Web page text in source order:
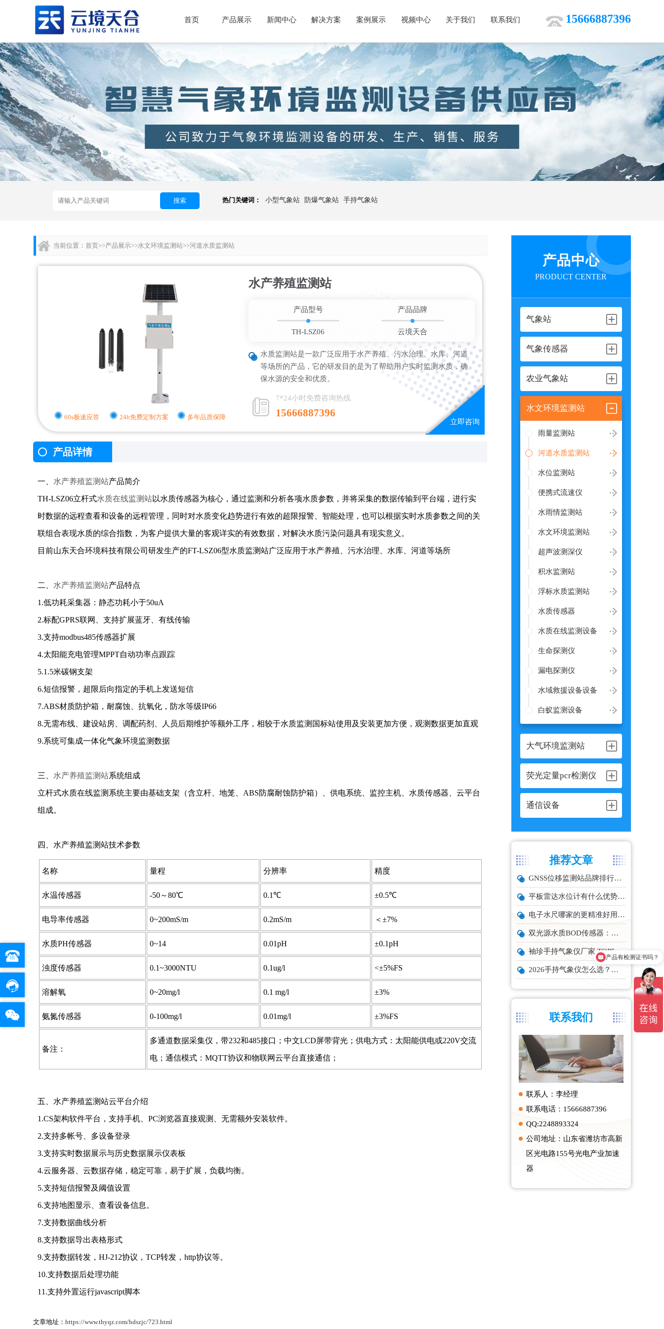
15666887396
首页 产品展示 新闻中心 解决方案 案例展示 视频中心 关于我们 联系我们
搜索 热门关键词： 小型气象站 防爆气象站 手持气象站
产品中心
PRODUCT CENTER
气象站
气象传感器
农业气象站
水文环境监测站
雨量监测站
河道水质监测站
水位监测站
便携式流速仪
水雨情监测站
水文环境监测站
超声波测深仪
积水监测站
浮标水质监测站
水质传感器
水质在线监测设备
生命探测仪
漏电探测仪
水域救援设备设备
白蚁监测设备
大气环境监测站
荧光定量pcr检测仪
通信设备
推荐文章
GNSS位移监测站品牌排行与选型推荐
平板雷达水位计有什么优势？精准耐用品牌top1推荐！
电子水尺哪家的更精准好用？推荐云境天合TH-SC系列经济型设备
双光源水质BOD传感器：在线水体有机物监测设备厂家推荐
袖珍手持气象仪厂家 TOP5 实力榜单
2026手持气象仪怎么选？云境天合、天蔚主流机型深度测评
联系我们
联系人：李经理
联系电话：15666887396
QQ:2248893324
公司地址：山东省潍坊市高新
区光电路155号光电产业加速
器
当前位置：首页>>产品展示>>水文环境监测站>>河道水质监测站
60s极速应答 24h免费定制方案 多年品质保障
水产养殖监测站
产品型号
TH-LSZ06
产品品牌
云境天合
水质监测站是一款广泛应用于水产养殖、污水治理、水库、河道
等场所的产品，它的研发目的是为了帮助用户实时监测水质，确
保水源的安全和优质。
7*24小时免费咨询热线
15666887396
产品详情
一、 水产养殖监测站产品简介
TH-LSZ06立杆式水质在线监测站以水质传感器为核心，通过监测和分析各项水质参数，并将采集的数据传输到平台端，进行实
时数据的远程查看和设备的远程管理，同时对水质变化趋势进行有效的超限报警、智能处理，也可以根据实时水质参数之间的关
联组合表现水质的综合指数，为客户提供大量的客观详实的有效数据，对解决水质污染问题具有现实意义。
目前山东天合环境科技有限公司研发生产的FT-LSZ06型水质监测站广泛应用于水产养殖、污水治理、水库、河道等场所
二、 水产养殖监测站产品特点
1.低功耗采集器：静态功耗小于50uA
2.标配GPRS联网、支持扩展蓝牙、有线传输
3.支持modbus485传感器扩展
4.太阳能充电管理MPPT自动功率点跟踪
5.1.5米碳钢支架
6.短信报警，超限后向指定的手机上发送短信
7.ABS材质防护箱，耐腐蚀、抗氧化，防水等级IP66
8.无需布线、建设站房、调配药剂、人员后期维护等额外工序，相较于水质监测国标站使用及安装更加方便，观测数据更加直观
9.系统可集成一体化气象环境监测数据
三、 水产养殖监测站系统组成
立杆式水质在线监测系统主要由基础支架（含立杆、地笼、ABS防腐耐蚀防护箱）、供电系统、监控主机、水质传感器、云平台
组成。
四、水产养殖监测站技术参数
名称 量程 分辨率 精度
水温传感器 -50～80℃ 0.1℃ ±0.5℃
电导率传感器 0~200mS/m 0.2mS/m ＜±7%
水质PH传感器 0~14 0.01pH ±0.1pH
浊度传感器 0.1~3000NTU 0.1ug/l <±5%FS
溶解氧 0~20mg/l 0.1 mg/l ±3%
氨氮传感器 0-100mg/l 0.01mg/l ±3%FS
备注：
多通道数据采集仪，带232和485接口；中文LCD屏带背光；供电方式：太阳能供电或220V交流
电；通信模式：MQTT协议和物联网云平台直接通信；
五、水产养殖监测站云平台介绍
1.CS架构软件平台，支持手机、PC浏览器直接观测、无需额外安装软件。
2.支持多帐号、多设备登录
3.支持实时数据展示与历史数据展示仪表板
4.云服务器、云数据存储，稳定可靠，易于扩展，负载均衡。
5.支持短信报警及阈值设置
6.支持地图显示、查看设备信息。
7.支持数据曲线分析
8.支持数据导出表格形式
9.支持数据转发，HJ-212协议，TCP转发，http协议等。
10.支持数据后处理功能
11.支持外置运行javascript脚本
文章地址：https://www.thyqz.com/hdszjc/723.html
产品有检测证书吗？